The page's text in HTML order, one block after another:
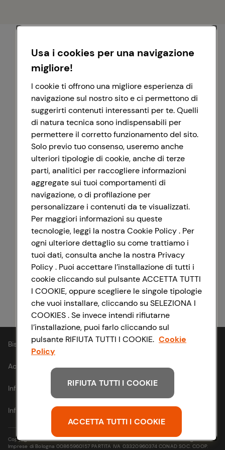
Registrati con Google
Registrati con Facebook
Registrati con Apple
Bisogno di aiuto?
Accessibilità
Informativa cookie
Informativa privacy
Copyright © 2021- Via Michelino, 59 | 40127 BOLOGNA Codice Fiscale e Registro
Imprese di Bologna 00865960157 PARTITA IVA 03320960374 CONAD SOC. COOP.
Usa i cookies per una navigazione
migliore!
I cookie ti offrono una migliore esperienza di
navigazione sul nostro sito e ci permettono di
suggerirti contenuti interessanti per te. Quelli
di natura tecnica sono indispensabili per
permettere il corretto funzionamento del sito.
Solo previo tuo consenso, useremo anche
ulteriori tipologie di cookie, anche di terze
parti, analitici per raccogliere informazioni
aggregate sui tuoi comportamenti di
navigazione, o di profilazione per
personalizzare i contenuti da te visualizzati.
Per maggiori informazioni su queste
tecnologie, leggi la nostra Cookie Policy . Per
ogni ulteriore dettaglio su come trattiamo i
tuoi dati, consulta anche la nostra Privacy
Policy . Puoi accettare l’installazione di tutti i
cookie cliccando sul pulsante ACCETTA TUTTI
I COOKIE, oppure scegliere le singole tipologie
che vuoi installare, cliccando su SELEZIONA I
COOKIES . Se invece intendi rifiutarne
l’installazione, puoi farlo cliccando sul
pulsante RIFIUTA TUTTI I COOKIE. Cookie
Policy
RIFIUTA TUTTI I COOKIE
ACCETTA TUTTI I COOKIE